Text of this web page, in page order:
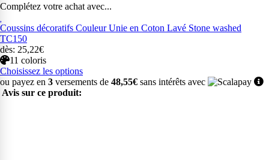
Complétez votre achat avec...
Coussins décoratifs Couleur Unie en Coton Lavé Stone washed
TC150
dès: 25,22€
11 coloris
Choisissez les options
ou payez en 3 versements de 48,55€ sans intérêts avec
Avis sur ce produit: